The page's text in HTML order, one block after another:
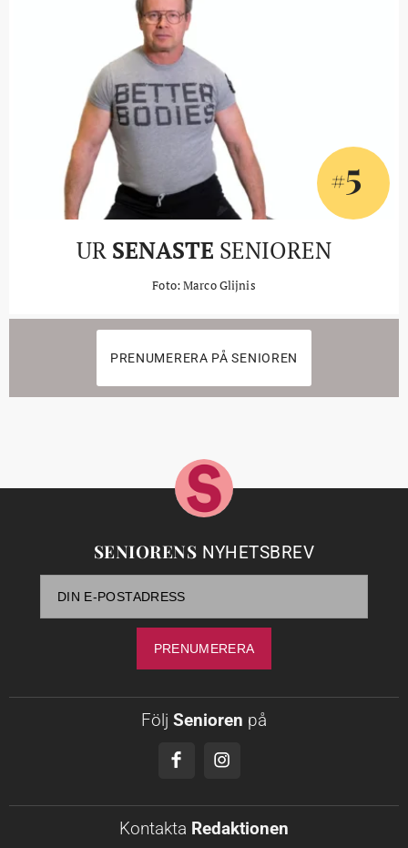
#5
UR SENASTE SENIOREN
Foto: Marco Glijnis
PRENUMERERA PÅ SENIOREN
SENIORENS NYHETSBREV
Följ Senioren på
Kontakta Redaktionen